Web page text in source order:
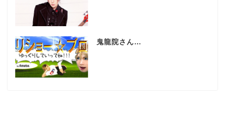
鬼龍院さん…